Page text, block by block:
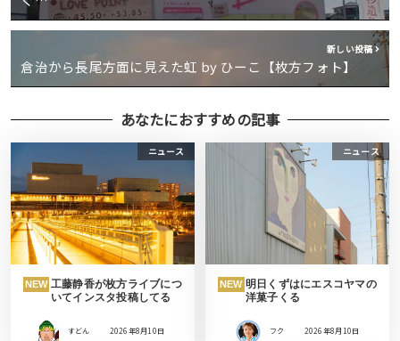
新しい投稿
倉治から長尾方面に見えた虹 by ひーこ【枚方フォト】
あなたにおすすめの記事
ニュース
NEW 工藤静香が枚方ライブにつ
いてインスタ投稿してる
すどん 2026年8月10日
ニュース
NEW 明日くずはにエスコヤマの
洋菓子くる
フク 2026年8月10日